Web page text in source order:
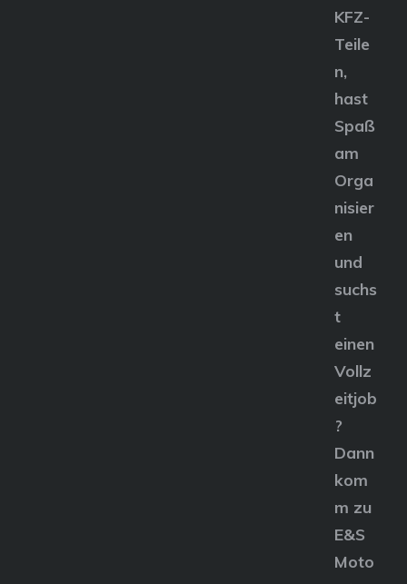
KFZ-
Teile
n,
hast
Spaß
am
Orga
nisier
en
und
suchs
t
einen
Vollz
eitjob
?
Dann
kom
m zu
E&S
Moto